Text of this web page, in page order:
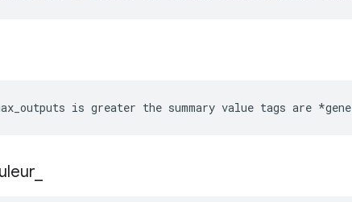
is greater the summary value tags are